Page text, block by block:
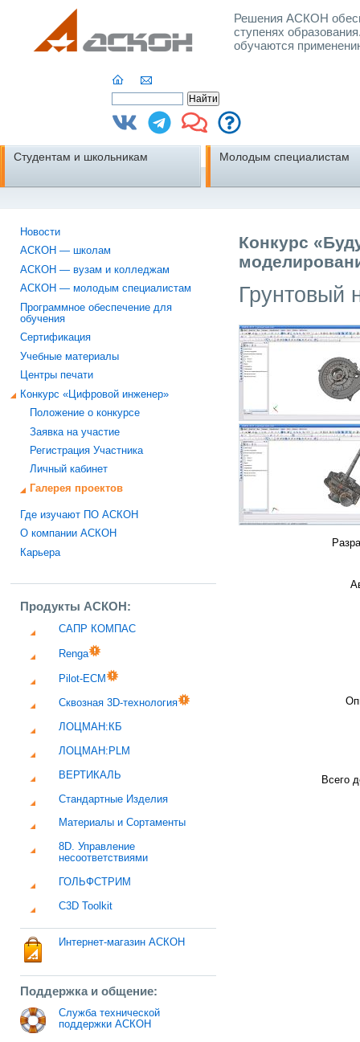
Решения АСКОН
ступенях
обучаются
Студентам и школьникам Молодым специалистам
Новости
АСКОН — школам
АСКОН — вузам и колледжам
АСКОН — молодым специалистам
Программное обеспечение для
обучения
Сертификация
Учебные материалы
Центры печати
Конкурс «Цифровой инженер»
Положение о конкурсе
Заявка на участие
Регистрация Участника
Личный кабинет
Галерея проектов
Где изучают ПО АСКОН
О компании АСКОН
Карьера
Продукты АСКОН:
САПР КОМПАС
Renga
Pilot-ECM
Сквозная 3D-технология
ЛОЦМАН:КБ
ЛОЦМАН:PLM
ВЕРТИКАЛЬ
Стандартные Изделия
Материалы и Сортаменты
8D. Управление
несоответствиями
ГОЛЬФСТРИМ
C3D Toolkit
Интернет-магазин АСКОН
Поддержка и общение:
Служба технической
поддержки АСКОН
Конкурс
Грунтовый
Всего